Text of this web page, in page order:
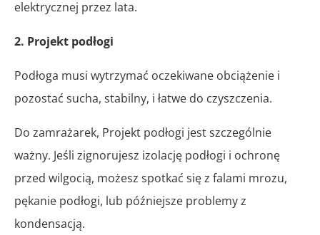
elektrycznej przez lata.
2. Projekt podłogi
Podłoga musi wytrzymać oczekiwane obciążenie i
pozostać sucha, stabilny, i łatwe do czyszczenia.
Do zamrażarek, Projekt podłogi jest szczególnie
ważny. Jeśli zignorujesz izolację podłogi i ochronę
przed wilgocią, możesz spotkać się z falami mrozu,
pękanie podłogi, lub późniejsze problemy z
kondensacją.